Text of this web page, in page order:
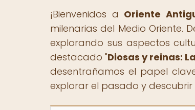
¡Bienvenidos a Oriente
milenarias del Medio Oriente.
explorando sus aspectos
destacado "Diosas y reinas:
desentrañamos el papel
explorar el pasado y